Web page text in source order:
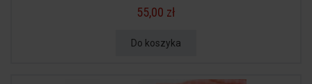
55,00 zł
Do koszyka